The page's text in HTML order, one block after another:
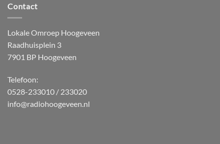
Contact
Lokale Omroep Hoogeveen
Raadhuisplein 3
7901 BP Hoogeveen
Telefoon:
0528-233010 / 233020
info@radiohoogeveen.nl